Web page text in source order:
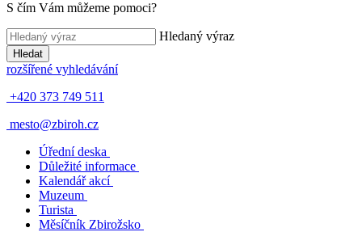
S čím Vám můžeme pomoci?
Hledaný výraz
Hledat
rozšířené vyhledávání
+420 373 749 511
mesto@zbiroh.cz
Úřední deska
Důležité informace
Kalendář akcí
Muzeum
Turista
Měsíčník Zbirožsko